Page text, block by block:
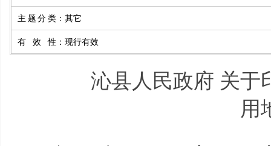
主题分类 ： 其它
有效性 ： 现行有效
沁县人民政府 关于
用